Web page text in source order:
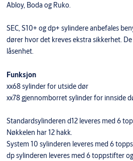
Abloy, Boda og Ruko.
SEC, S10+ og dp+ sylindere anbefales
dører hvor det kreves ekstra sikkerhet.
låsenhet.
Funksjon
xx68 sylinder for utside dør
xx78 gjennomborret sylinder for innside
Standardsylinderen d12 leveres med 6
Nøkkelen har 12 hakk.
System 10 sylinderen leveres med 6
dp sylinderen leveres med 6 toppstifter